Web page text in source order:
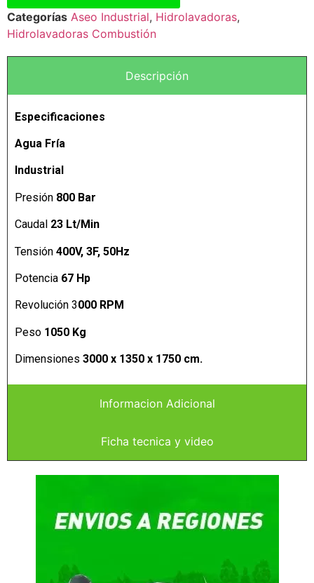
Categorías Aseo Industrial, Hidrolavadoras,
Hidrolavadoras Combustión
Descripción
Informacion Adicional
Ficha tecnica y video
Especificaciones
Agua Fría
Industrial
Presión 800 Bar
Caudal 23 Lt/Min
Tensión 400V, 3F, 50Hz
Potencia 67 Hp
Revolución 3000 RPM
Peso 1050 Kg
Dimensiones 3000 x 1350 x 1750 cm.